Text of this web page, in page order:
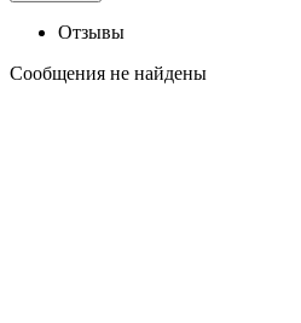
Отзывы
Сообщения не найдены